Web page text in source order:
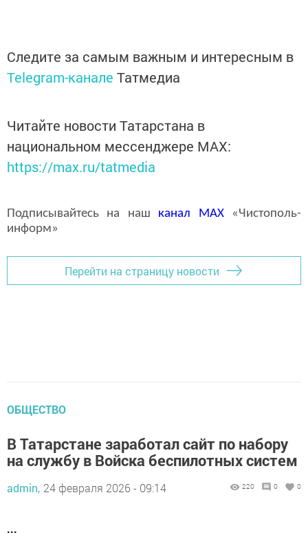
Следите за самым важным и интересным в
Telegram-канале Татмедиа
Читайте новости Татарстана в
национальном мессенджере MАХ:
https://max.ru/tatmedia
Подписывайтесь на наш канал MAX«Чистополь-
информ»
Перейти на страницу новости
ОБЩЕСТВО
В Татарстане заработал сайт по набору
на службу в Войска беспилотных систем
admin, 24 февраля 2026 - 09:14 220 0 0
...